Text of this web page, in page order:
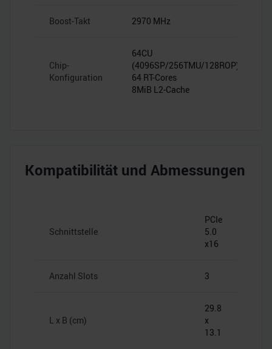
Boost-Takt 2970 MHz
Chip-
Konfiguration
64CU
(4096SP/256TMU/128ROP)
64 RT-Cores
8MiB L2-Cache
Kompatibilität und Abmessungen
Schnittstelle
PCIe
5.0
x16
Anzahl Slots 3
L x B (cm)
29.8
x
13.1